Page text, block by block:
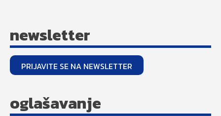
newsletter
PRIJAVITE SE NA NEWSLETTER
oglašavanje